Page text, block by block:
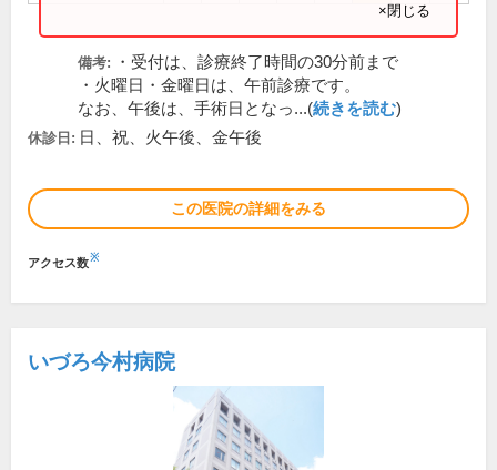
×閉じる
備考:
・受付は、診療終了時間の30分前まで
・火曜日・金曜日は、午前診療です。
なお、午後は、手術日となっ...(続きを読む)
休診日: 日、祝、火午後、金午後
この医院の詳細をみる
アクセス数※
いづろ今村病院